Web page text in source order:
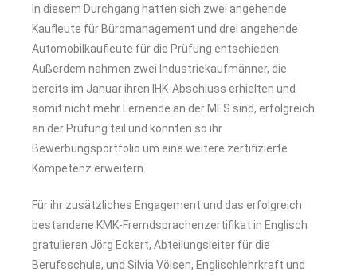
In diesem Durchgang hatten sich zwei angehende
Kaufleute für Büromanagement und drei angehende
Automobilkaufleute für die Prüfung entschieden.
Außerdem nahmen zwei Industriekaufmänner, die
bereits im Januar ihren IHK-Abschluss erhielten und
somit nicht mehr Lernende an der MES sind, erfolgreich
an der Prüfung teil und konnten so ihr
Bewerbungsportfolio um eine weitere zertifizierte
Kompetenz erweitern.
Für ihr zusätzliches Engagement und das erfolgreich
bestandene KMK-Fremdsprachenzertifikat in Englisch
gratulieren Jörg Eckert, Abteilungsleiter für die
Berufsschule, und Silvia Völsen, Englischlehrkraft und